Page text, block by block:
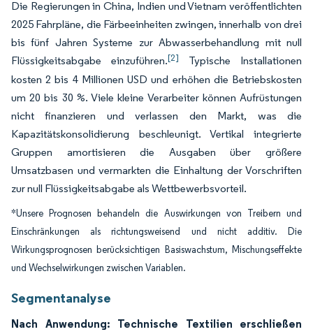
Die Regierungen in China, Indien und Vietnam veröffentlichten
2025 Fahrpläne, die Färbeeinheiten zwingen, innerhalb von drei
bis fünf Jahren Systeme zur Abwasserbehandlung mit null
Flüssigkeitsabgabe einzuführen.[2]
Typische Installationen
kosten 2 bis 4 Millionen USD und erhöhen die Betriebskosten
um 20 bis 30 %. Viele kleine Verarbeiter können Aufrüstungen
nicht finanzieren und verlassen den Markt, was die
Kapazitätskonsolidierung beschleunigt. Vertikal integrierte
Gruppen amortisieren die Ausgaben über größere
Umsatzbasen und vermarkten die Einhaltung der Vorschriften
zur null Flüssigkeitsabgabe als Wettbewerbsvorteil.
*Unsere Prognosen behandeln die Auswirkungen von Treibern und
Einschränkungen als richtungsweisend und nicht additiv. Die
Wirkungsprognosen berücksichtigen Basiswachstum, Mischungseffekte
und Wechselwirkungen zwischen Variablen.
Segmentanalyse
Nach Anwendung: Technische Textilien erschließen